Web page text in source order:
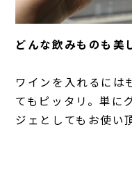
どんな飲みものも美
ワインを入れるには
てもピッタリ。単に
ジェとしてもお使い